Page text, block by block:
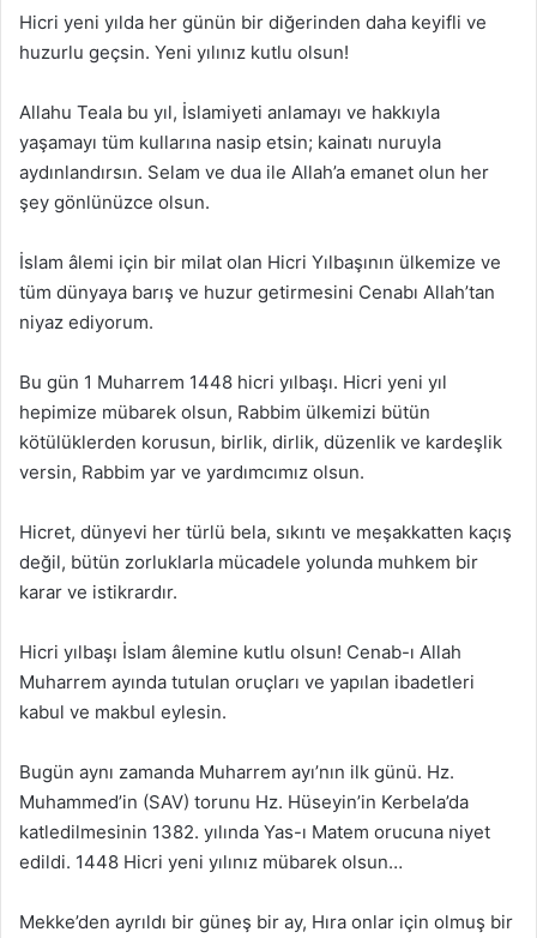
Hicri yeni yılda her günün bir diğerinden daha keyifli ve
huzurlu geçsin. Yeni yılınız kutlu olsun!
Allahu Teala bu yıl, İslamiyeti anlamayı ve hakkıyla
yaşamayı tüm kullarına nasip etsin; kainatı nuruyla
aydınlandırsın. Selam ve dua ile Allah’a emanet olun her
şey gönlünüzce olsun.
İslam âlemi için bir milat olan Hicri Yılbaşının ülkemize ve
tüm dünyaya barış ve huzur getirmesini Cenabı Allah’tan
niyaz ediyorum.
Bu gün 1 Muharrem 1448 hicri yılbaşı. Hicri yeni yıl
hepimize mübarek olsun, Rabbim ülkemizi bütün
kötülüklerden korusun, birlik, dirlik, düzenlik ve kardeşlik
versin, Rabbim yar ve yardımcımız olsun.
Hicret, dünyevi her türlü bela, sıkıntı ve meşakkatten kaçış
değil, bütün zorluklarla mücadele yolunda muhkem bir
karar ve istikrardır.
Hicri yılbaşı İslam âlemine kutlu olsun! Cenab-ı Allah
Muharrem ayında tutulan oruçları ve yapılan ibadetleri
kabul ve makbul eylesin.
Bugün aynı zamanda Muharrem ayı’nın ilk günü. Hz.
Muhammed’in (SAV) torunu Hz. Hüseyin’in Kerbela’da
katledilmesinin 1382. yılında Yas-ı Matem orucuna niyet
edildi. 1448 Hicri yeni yılınız mübarek olsun…
Mekke’den ayrıldı bir güneş bir ay, Hıra onlar için olmuş bir